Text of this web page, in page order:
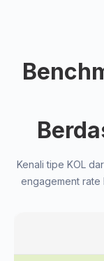
Kenali tipe KOL
engagement rate